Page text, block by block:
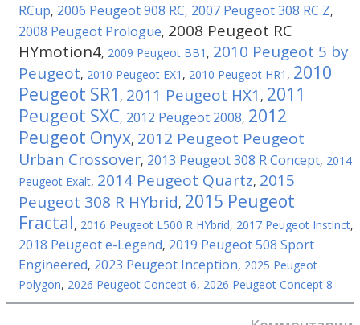
RCup, 2006 Peugeot 908 RC, 2007 Peugeot 308 RC Z,
2008 Peugeot Prologue, 2008 Peugeot RC
HYmotion4, 2009 Peugeot BB1 , 2010 Peugeot 5 by
Peugeot, 2010 Peugeot EX1 , 2010 Peugeot HR1 , 2010
Peugeot SR1 , 2011 Peugeot HX1 , 2011
Peugeot SXC, 2012 Peugeot 2008, 2012
Peugeot Onyx, 2012 Peugeot Peugeot
Urban Crossover, 2013 Peugeot 308 R Concept, 2014
Peugeot Exalt, 2014 Peugeot Quartz, 2015
Peugeot 308 R HYbrid, 2015 Peugeot
Fractal, 2016 Peugeot L500 R HYbrid, 2017 Peugeot Instinct,
2018 Peugeot e-Legend, 2019 Peugeot 508 Sport
Engineered, 2023 Peugeot Inception, 2025 Peugeot
Polygon, 2026 Peugeot Concept 6, 2026 Peugeot Concept 8